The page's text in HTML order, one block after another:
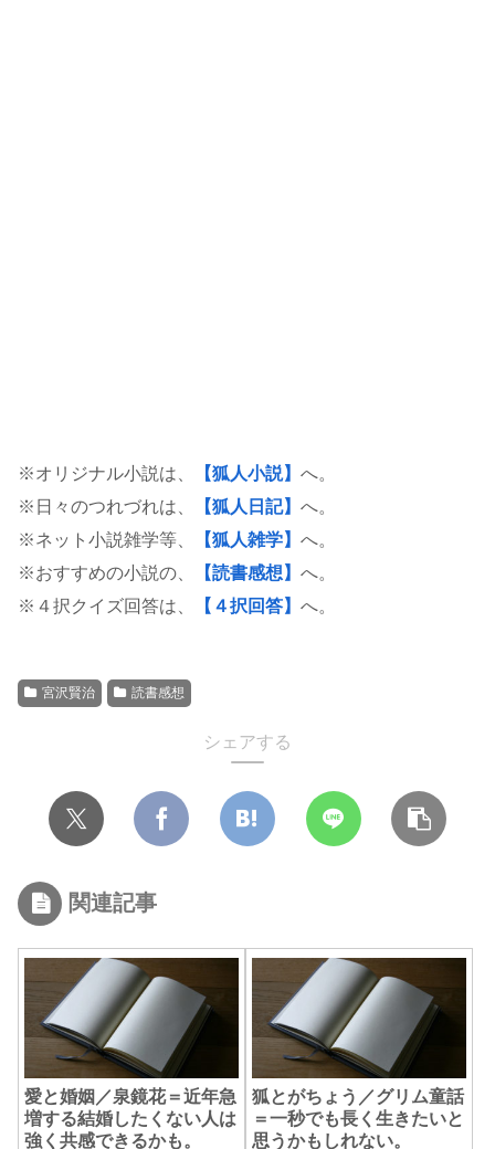
※オリジナル小説は、 【狐人小説】 へ。
※日々のつれづれは、
【狐人日記】 へ。
※ネット小説雑学等、
【狐人雑学】 へ。
※おすすめの小説の、
【読書感想】 へ。
※４択クイズ回答は、
【４択回答】 へ。
宮沢賢治 読書感想
シェアする
関連記事
愛と婚姻／泉鏡花＝近年急
増する結婚したくない人は
強く共感できるかも。
狐とがちょう／グリム童話
＝一秒でも長く生きたいと
思うかもしれない。